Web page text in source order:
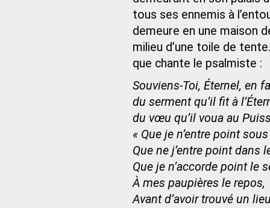
tous ses ennemis à
demeure en une maison
milieu d’une toile de
que chante le psalmiste :
Souviens-Toi, Éternel, en
du serment qu’il fit à
du vœu qu’il voua au
« Que je n’entre point
Que ne j’entre point dans
Que je n’accorde point le
À mes paupières le repos,
Avant d’avoir trouvé un